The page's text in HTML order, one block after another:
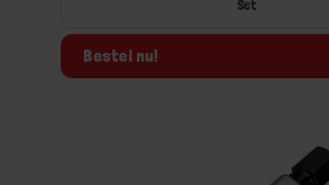
Set
Bestel nu!